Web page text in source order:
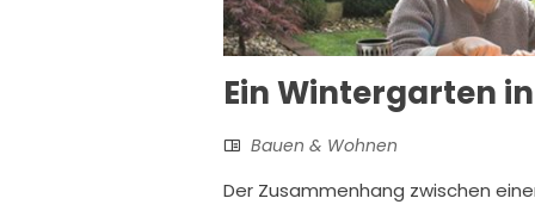
Ein Wintergarten
Bauen & Wohnen
Der Zusammenhang zwischen